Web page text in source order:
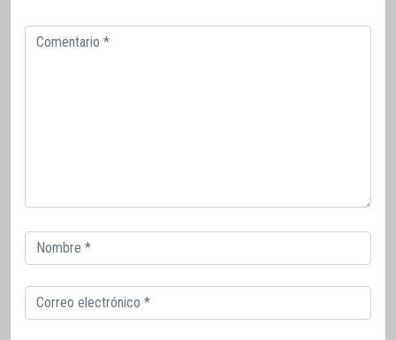
Comentario
Correo
electrónico
Correo
electrónico